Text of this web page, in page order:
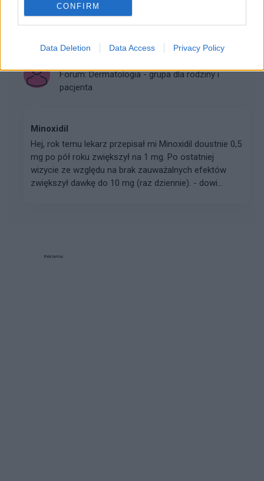
CONFIRM
Data Deletion Data Access Privacy Policy
na obu dłoniach w miejscu lini papilarnych . Proszę o
poradę bo mnie to niepokoi
Forum:Dermatologia - grupa dla rodziny i
pacjenta
Minoxidil
Hej, rok temu lekarz przepisał mi Minoxidil doustnie 0,5
mg po pół roku zwiększył na 1 mg. Po ostatniej
wizycie ze względu na brak zauważalnych efektów
zwiększył dawkę do 10 mg (raz dziennie). - dowi...
Reklama: